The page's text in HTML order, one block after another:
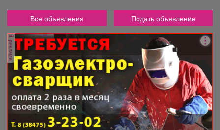
Все объявления Подать объявление
реклама